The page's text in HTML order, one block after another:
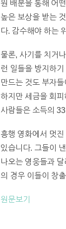
원 배분을 통해 어
높은 보상을 받는
다. 감수해야 하는
물론, 사기를 치거
런 일들을 방지하
만드는 것도 부자
하지만 세금을 회
사람들은 소득의
흥행 영화에서 멋
있습니다. 그들이
나오는 영웅들과
의 경우 이들이 창
원문보기